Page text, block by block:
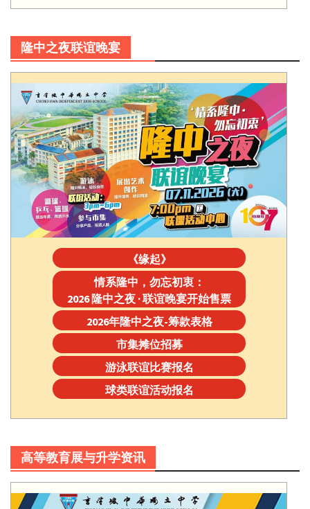
隆中之夜联谊晚宴
《缘起》
情系隆中，勿忘初衷：
2026 隆中之夜 · 联谊晚宴开始售票
2026年隆中之夜-筹款表格
市集摊位招募
游泳联谊比赛报名
球类联谊活动报名
高等教育展与升学资讯